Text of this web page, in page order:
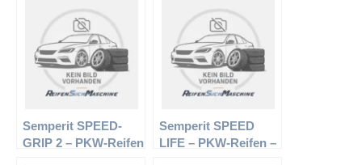
Semperit SPEED-
GRIP 2 – PKW-Reifen
Semperit SPEED
LIFE – PKW-Reifen –